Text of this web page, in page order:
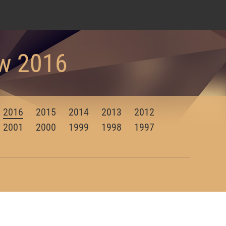
2016
2016 2015 2014 2013
2012
2001 2000 1999 1998
1997